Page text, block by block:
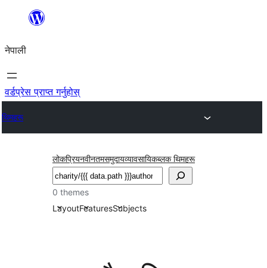
सामग्रीमा
नेपाली
वर्डप्रेस प्राप्त गर्नुहोस्
थिमहरू
लोकप्रियनवीनतमसमुदायव्यावसायिकब्लक थिमहरू
खोज्नुहोस्
0 themes
LayoutFeaturesSubjects